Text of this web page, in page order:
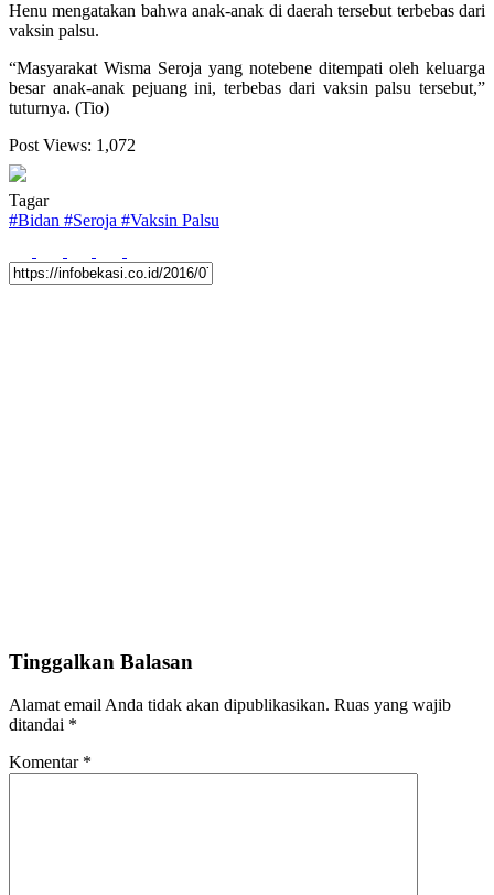
Henu mengatakan bahwa anak-anak di daerah tersebut terbebas dari
vaksin palsu.
“Masyarakat Wisma Seroja yang notebene ditempati oleh keluarga
besar anak-anak pejuang ini, terbebas dari vaksin palsu tersebut,”
tuturnya. (Tio)
Post Views: 1,072
Tagar
#Bidan #Seroja #Vaksin Palsu
Tinggalkan Balasan
Alamat email Anda tidak akan dipublikasikan. Ruas yang wajib
ditandai *
Komentar *